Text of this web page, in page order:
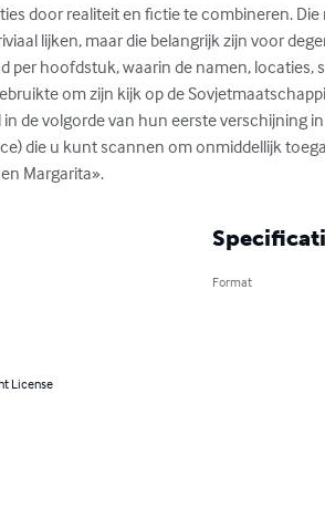
door realiteit en fictie te combineren. Die
lijken, maar die belangrijk zijn voor
per hoofdstuk, waarin de namen, locaties,
om zijn kijk op de
de volgorde van hun eerste verschijning
die u kunt scannen om onmiddellijk
Margarita».
License
Format